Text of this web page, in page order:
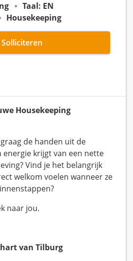
Taal: EN
Housekeeping
Solliciteren
Housekeeping
de handen uit de
energie krijgt van een nette
Vind je het belangrijk
welkom voelen wanneer ze
naar jou.
van Tilburg